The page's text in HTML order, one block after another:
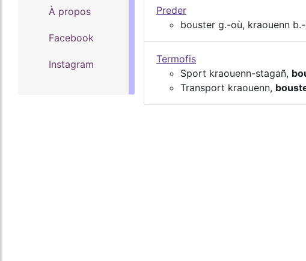
À propos
Facebook
Instagram
Preder
bouster g.-où, kraouenn
Termofis
Sport kraouenn-stagañ,
Transport kraouenn,